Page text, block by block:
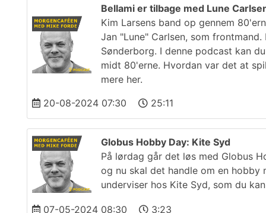
Bellami er tilbage med Lune
Kim Larsens band op gennem
Jan "Lune" Carlsen, som
Sønderborg. I denne podcast kan
midt 80'erne. Hvordan var det at
mere her.
20-08-2024 07:30
25:11
Globus Hobby Day: Kite Syd
På lørdag går det løs med Globus
og nu skal det handle om en hobby
underviser hos Kite Syd, som du
07-05-2024 08:30 3:23